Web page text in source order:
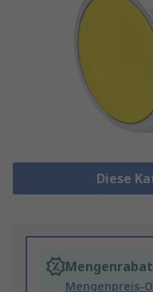
Diese
Mengenpreis-